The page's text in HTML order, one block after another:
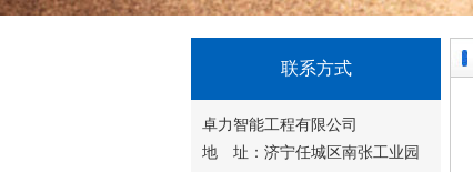
联系方式
卓力智能工程有限公司
地 址：济宁任城区南张工业园